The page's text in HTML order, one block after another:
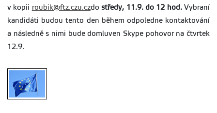
v kopii roubik@ftz.czu.czdostředy, 11.9. do 12 hod. Vybraní
kandidáti budou tento den během odpoledne kontaktování
a následně s nimi bude domluven Skype pohovor na čtvrtek
12.9.